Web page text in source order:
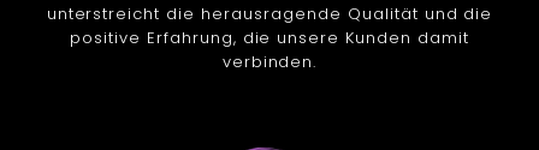
unterstreicht die herausragende Qualität und die
positive Erfahrung, die unsere Kunden damit
verbinden.